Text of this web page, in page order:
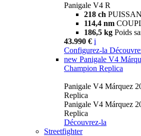
Panigale V4 R
218 ch
114,4 nm
186,5 kg Poids
43.990 € i
Configurez-la
new Panigale V4
Champion Replica
Panigale V4 Márquez
Replica
Panigale V4 Márquez
Replica
Découvrez-la
Streetfighter